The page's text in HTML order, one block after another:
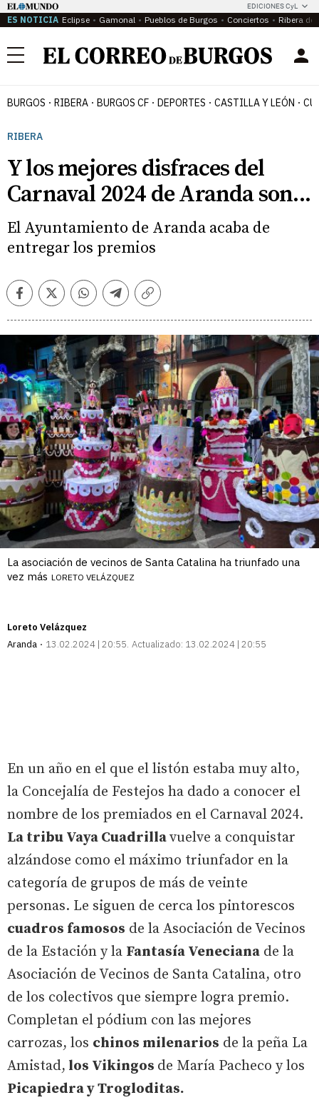
EDICIONES CyL
ES NOTICIA Eclipse Gamonal Pueblos de Burgos Conciertos Ribera del
Menú
BURGOS RIBERA BURGOS CF DEPORTES CASTILLA Y LEÓN
RIBERA
Y los mejores disfraces del
Carnaval 2024 de Aranda son...
El Ayuntamiento de Aranda acaba de
entregar los premios
FacebookTwitterWhatsappTelegramCopiar
La asociación de vecinos de Santa Catalina ha triunfado una
vez más LORETO VELÁZQUEZ
Loreto Velázquez
Aranda
13.02.2024 | 20:55 Actualizado: 13.02.2024 | 20:55
En un año en el que el listón estaba muy alto,
la Concejalía de Festejos ha dado a conocer el
nombre de los premiados en el Carnaval 2024.
La tribu Vaya Cuadrillavuelve a conquistar
alzándose como el máximo triunfador en la
categoría de grupos de más de veinte
personas. Le siguen de cerca los pintorescos
cuadros famosos de la Asociación de Vecinos
de la Estación y la Fantasía Veneciana de la
Asociación de Vecinos de Santa Catalina, otro
de los colectivos que siempre logra premio.
Completan el pódium con las mejores
carrozas, los chinos milenarios de la peña La
Amistad, los Vikingos de María Pacheco y los
Picapiedra y Trogloditas.